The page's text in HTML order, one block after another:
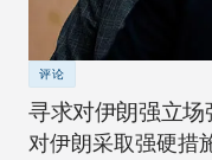
评论
寻求对伊朗强立
对伊朗采取强硬措